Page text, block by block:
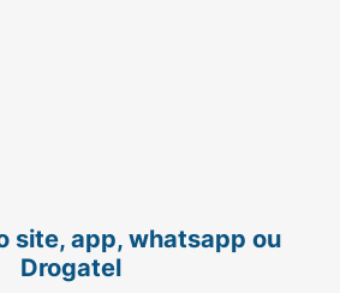
site, app, whatsapp ou
Drogatel